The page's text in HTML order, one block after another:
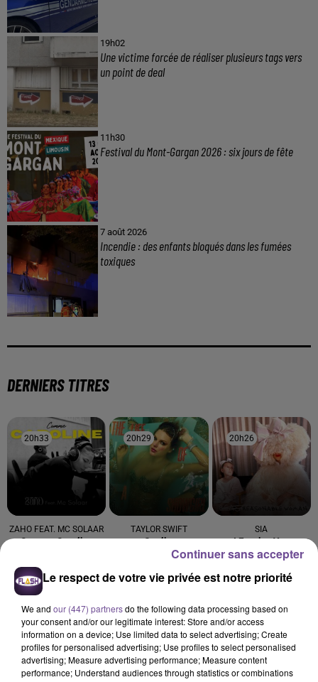
19h02
Une victime forcée de réaliser plusieurs tags vers
un point de deal
11h30
Festival du Mont-Gargan 2026 : six jours de fête
7 août 2026
Incendie : des enfants bloqués dans les fumées
toxiques
DERNIERS TITRES
20h33
20h33
ZAHO FEAT. MC SOLAAR
Comme Caroline
20h29
20h29
TAYLOR SWIFT
Opalite
20h26
20h26
SIA
I Forgive You
20h23
20h23
TAME IMPALA
Dracula
20h19
20h19
OFENBACH, STARSAILOR
Four To The Floor
20h16
20h16
VITAA FEAT. JULIEN
DORÉ
Le respect de votre vie privée est notre priorité
We and our (447) partnersdo the following data processing based on
your consent and/or our legitimate interest: Store and/or access
information on a device; Use limited data to select advertising; Create
profiles for personalised advertising; Use profiles to select personalised
advertising; Measure advertising performance; Measure content
performance; Understand audiences through statistics or combinations
Continuer sans accepter